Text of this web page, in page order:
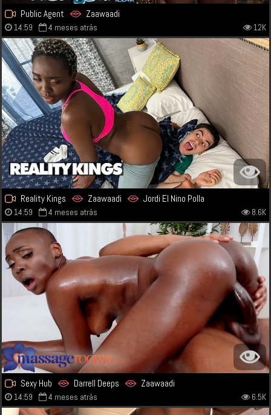
Public Agent Zaawaadi
14:59 4 meses atrás 12K
Reality Kings Zaawaadi Jordi El Nino Polla
14:59 4 meses atrás 8.6K
Sexy Hub Darrell Deeps Zaawaadi
14:59 4 meses atrás 6.5K